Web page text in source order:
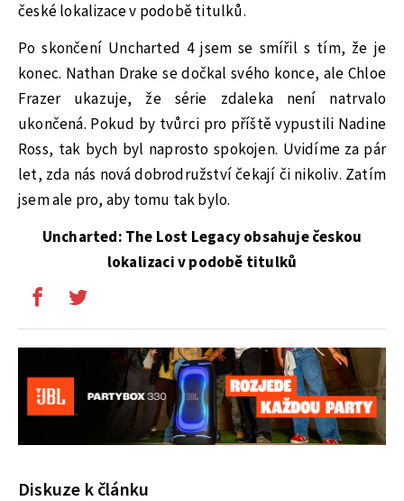
české lokalizace v podobě titulků.
Po skončení Uncharted 4 jsem se smířil s tím, že je
konec. Nathan Drake se dočkal svého konce, ale Chloe
Frazer ukazuje, že série zdaleka není natrvalo
ukončená. Pokud by tvůrci pro příště vypustili Nadine
Ross, tak bych byl naprosto spokojen. Uvidíme za pár
let, zda nás nová dobrodružství čekají či nikoliv. Zatím
jsem ale pro, aby tomu tak bylo.
Uncharted: The Lost Legacy obsahuje českou
lokalizaci v podobě titulků
Diskuze k článku